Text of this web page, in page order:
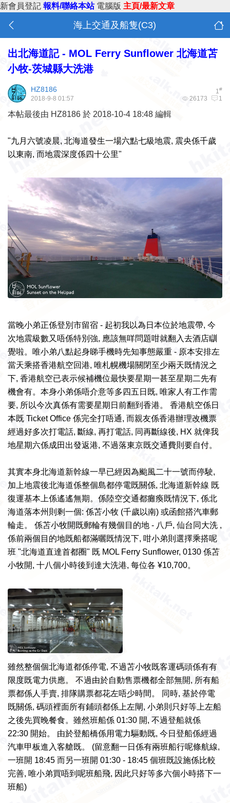
新會員登記 報料/聯絡本站 電腦版 主頁/最新文章
海上交通及船隻(C3)
出北海道記 - MOL Ferry Sunflower 北海道苫
小牧-茨城縣大洗港
1#
HZ8186
26173 1
2018-9-8 01:57
本帖最後由 HZ8186 於 2018-10-4 18:48 編輯
"九月六號凌晨, 北海道發生一場六點七級地震, 震央係千歲
以東南, 而地震深度係四十公里"
當晚小弟正係登別市留宿 - 起初我以為日本位於地震帶, 今
次地震級數又唔係特別強, 應該無咩問題咁就翻入去酒店瞓
覺啦。 唯小弟八點起身睇手機時先知事態嚴重 - 原本安排左
當天乘搭香港航空回港, 唯札幌機場關閉至少兩天既情況之
下, 香港航空已表示候補機位最快要星期一甚至星期二先有
機會有。 本身小弟係唔介意等多四五日既, 唯家人有工作需
要, 所以今次真係有需要星期日前翻到香港。 香港航空係日
本既 Ticket Office 係完全打唔通, 而親友係香港辦理改機票
經過好多次打電話, 斷線, 再打電話, 同再斷線後, HX 就俾我
地星期六係成田出發返港, 不過落東京既交通費則要自付。
其實本身北海道新幹線一早已經因為颱風二十一號而停駛,
加上地震後北海道係整個島都停電既關係, 北海道新幹線 既
復運基本上係遙遙無期。 係陸空交通都癱瘓既情況下, 係北
海道落本州則剩一個: 係苫小牧 (千歲以南) 或函館搭汽車郵
輪走。 係苫小牧開既郵輪有幾個目的地 - 八戶, 仙台同大洗 ,
係前兩個目的地既船都滿曬既情況下, 咁小弟則選擇乘搭呢
班 "北海道直達首都圈" 既 MOL Ferry Sunflower, 0130 係苫
小牧開, 十八個小時後到達大洗港, 每位各 ¥10,700。
雖然整個個北海道都係停電, 不過苫小牧既客運碼頭係有有
限度既電力供應。 不過由於自動售票機都全部無開, 所有船
票都係人手賣, 排隊購票都花左唔少時間。 同時, 基於停電
既關係, 碼頭裡面所有鋪頭都係上左閘, 小弟則只好等上左船
之後先買晚餐食。 雖然班船係 01:30 開, 不過登船就係
22:30 開始。 由於登船橋係用電力驅動既, 今日登船係經過
汽車甲板進入客艙既。 (留意翻一日係有兩班船行呢條航線,
一班開 18:45 而另一班開 01:30 - 18:45 個班既設施係比較
完善, 唯小弟買唔到 呢班船飛, 因此只好等多六個小時搭下一
班船)